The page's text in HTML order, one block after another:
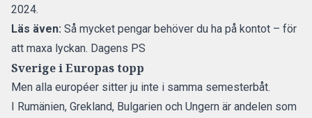
2024.
Läs även: Så mycket pengar behöver du ha på kontot – för
att maxa lyckan. Dagens PS
Sverige i Europas topp
Men alla européer sitter ju inte i samma semesterbåt.
I Rumänien, Grekland, Bulgarien och Ungern är andelen som